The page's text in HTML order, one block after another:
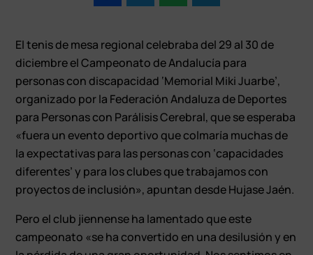
El tenis de mesa regional celebraba del 29 al 30 de
diciembre el Campeonato de Andalucía para
personas con discapacidad ‘Memorial Miki Juarbe’,
organizado por la Federación Andaluza de Deportes
para Personas con Parálisis Cerebral, que se esperaba
«fuera un evento deportivo que colmaría muchas de
la expectativas para las personas con ‘capacidades
diferentes’ y para los clubes que trabajamos con
proyectos de inclusión», apuntan desde Hujase Jaén.
Pero el club jiennense ha lamentado que este
campeonato «se ha convertido en una desilusión y en